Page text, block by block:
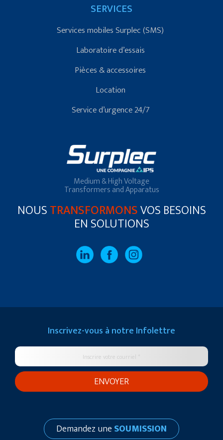
SERVICES
Services mobiles Surplec (SMS)
Laboratoire d’essais
Pièces & accessoires
Location
Service d’urgence 24/7
Medium & High Voltage
Transformers and Apparatus
NOUSTRANSFORMONSVOS BESOINS
EN SOLUTIONS
Inscrivez-vous à notre Infolettre
Demandez une SOUMISSION